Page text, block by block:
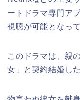
ートドラマ専門ア
視聴が可能となっ
このドラマは、親
女」と契約結婚し